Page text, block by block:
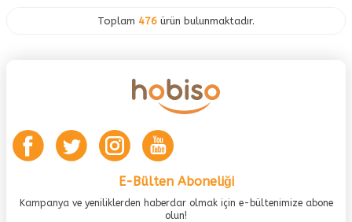
Toplam 476 ürün bulunmaktadır.
E-Bülten Aboneliği
Kampanya ve yeniliklerden haberdar olmak için e-bültenimize abone
olun!